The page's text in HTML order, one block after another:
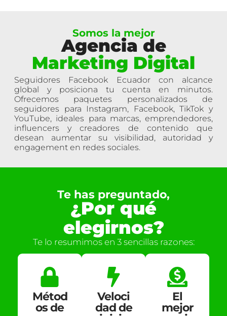
Somos la mejor
Agencia de
Marketing Digital
Seguidores Facebook Ecuador con alcance
global y posiciona tu cuenta en minutos.
Ofrecemos paquetes personalizados de
seguidores para Instagram, Facebook, TikTok y
YouTube, ideales para marcas, emprendedores,
influencers y creadores de contenido que
desean aumentar su visibilidad, autoridad y
engagement en redes sociales.
Te has preguntado,
¿Por qué
elegirnos?
Te lo resumimos en 3 sencillas razones:
Métod
os de
Veloci
dad de
El
mejor